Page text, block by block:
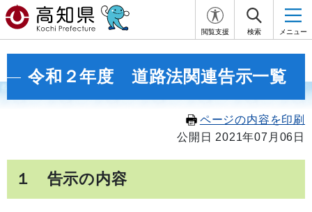
閲覧支援 検索 メニュー
令和２年度 道路法関連告示一覧
ページの内容を印刷
公開日 2021年07月06日
１ 告示の内容